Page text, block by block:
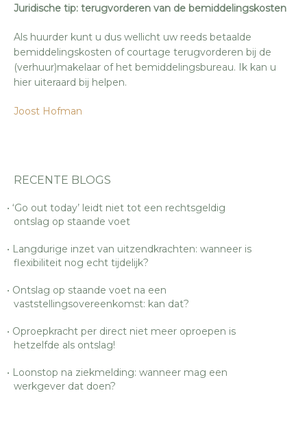
Juridische tip: terugvorderen van de bemiddelingskosten
Als huurder kunt u dus wellicht uw reeds betaalde
bemiddelingskosten of courtage terugvorderen bij de
(verhuur)makelaar of het bemiddelingsbureau. Ik kan u
hier uiteraard bij helpen.
Joost Hofman
RECENTE BLOGS
‘Go out today’ leidt niet tot een rechtsgeldig
ontslag op staande voet
Langdurige inzet van uitzendkrachten: wanneer is
flexibiliteit nog echt tijdelijk?
Ontslag op staande voet na een
vaststellingsovereenkomst: kan dat?
Oproepkracht per direct niet meer oproepen is
hetzelfde als ontslag!
Loonstop na ziekmelding: wanneer mag een
werkgever dat doen?